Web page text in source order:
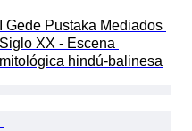
I Gede Pustaka Mediados
Siglo XX - Escena
mitológica hindú‑balinesa